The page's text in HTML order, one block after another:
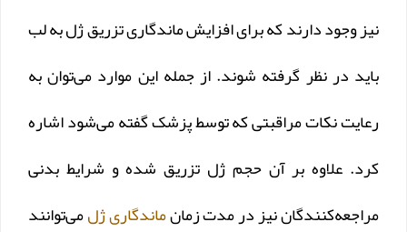
نیز وجود دارند که برای افزایش ماندگاری تزریق ژل به لب
باید در نظر گرفته شوند. از جمله این موارد می‌توان به
رعایت نکات مراقبتی که توسط پزشک گفته می‌شود اشاره
کرد. علاوه بر آن حجم ژل تزریق شده و شرایط بدنی
مراجعه‌کنندگان نیز در مدت زمانماندگاری ژلمی‌توانند